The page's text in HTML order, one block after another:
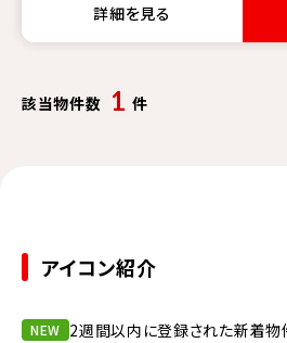
詳細を見る
該当物件数 1 件
アイコン紹介
NEW 2週間以内に登録された新着物